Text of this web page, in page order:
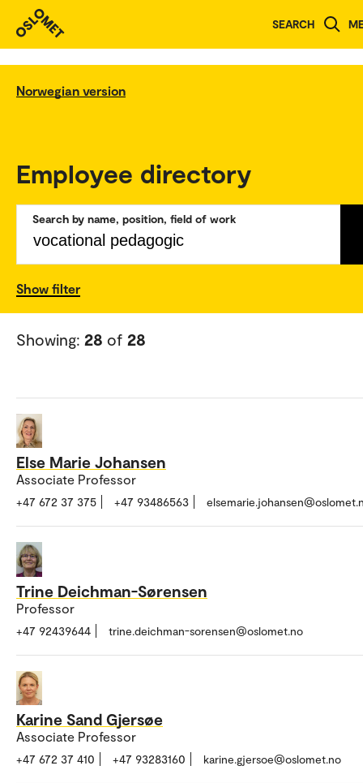
SEARCH
Norwegian version
Employee directory
Search by name, position, field of work
Show filter
Showing: 28 of 28
Else Marie Johansen
Associate Professor
+47 672 37 375 +47 93486563
Trine Deichman-Sørensen
Professor
+47 92439644 trine.deichman-sorensen@oslomet.no
Karine Sand Gjersøe
Associate Professor
+47 672 37 410 +47 93283160 karine.gjersoe@oslomet.no